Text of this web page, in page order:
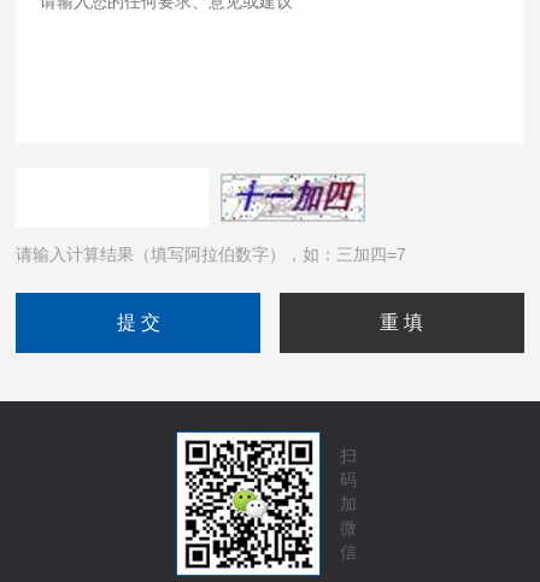
请输入计算结果（填写阿拉伯数字），如：三加四=7
扫
码
加
微
信